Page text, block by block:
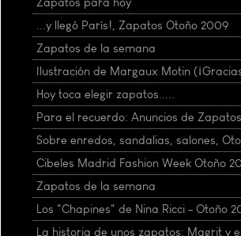
...y llegó París!, Zapatos Otoño 2009
Zapatos de la semana
Ilustración de Margaux Motin
Hoy toca elegir zapatos.....
Para el recuerdo: Anuncios de Zapatos
Sobre enredos, sandalias, salones,
Cibeles Madrid Fashion Week Otoño
Zapatos de la semana
Los "Chapines" de Nina Ricci - Otoño
La historia de unos zapatos: Magrit y